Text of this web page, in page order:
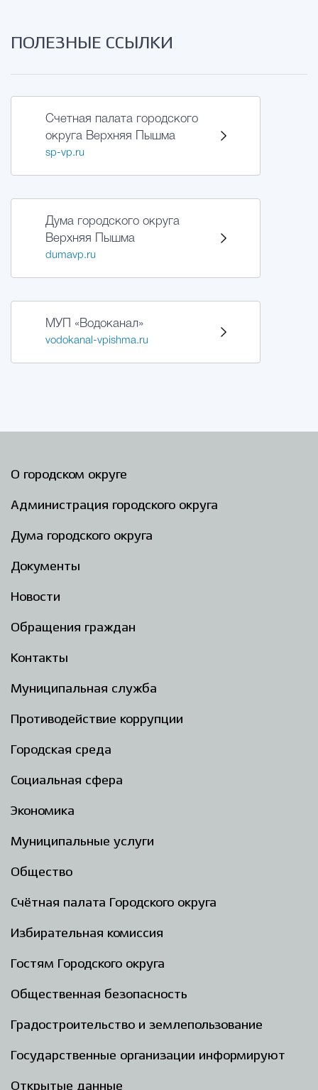
ПОЛЕЗНЫЕ ССЫЛКИ
Счетная палата городского
округа Верхняя Пышма
sp-vp.ru
Дума городского округа
Верхняя Пышма
dumavp.ru
МУП «Водоканал»
vodokanal-vpishma.ru
О городском округе
Администрация городского округа
Дума городского округа
Документы
Новости
Обращения граждан
Контакты
Муниципальная служба
Противодействие коррупции
Городская среда
Социальная сфера
Экономика
Муниципальные услуги
Общество
Счётная палата Городского округа
Избирательная комиссия
Гостям Городского округа
Общественная безопасность
Градостроительство и землепользование
Государственные организации информируют
Открытые данные